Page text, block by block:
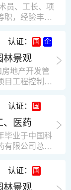
诚信、稳
。有很强的
苦耐劳，责任
有良好的人
事认真负
今后的工作岗
人生观，在我
坚信只要努力
的格言：也
更好。知识
阔敏捷，极富
员、工长、项
职，经验丰
适应建筑行业
，技术全面，
高中毕业，同
业工作了30
公司学徒开始
。 管理过许
。1984年至
铁路局劳动服
。参于管理的
，4000平方，
平方，框架
郑州市荥阳
气公司基地
认证：
林景观
地产开发管
目工程控制要
手段，能独
有较强的沟
? 近十多年
任职江苏雨润
兼工程总工
业内部管理和
及房地产公
和商务谈判
认证：
、医药
毕业于中国科
有限公司总工
药师，中国
津贴专家。
国家发明专
认证：
林景观